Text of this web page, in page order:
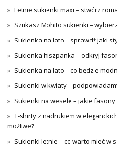
Letnie sukienki maxi – stwórz
Szukasz Mohito sukienki –
Sukienka na lato – sprawdź jaki
Sukienka hiszpanka – odkryj
Sukienka na lato – co będzie
Sukienki w kwiaty –
Sukienki na wesele – jakie fasony
T-shirty z nadrukiem w
możliwe?
Sukienki letnie – co warto mieć w